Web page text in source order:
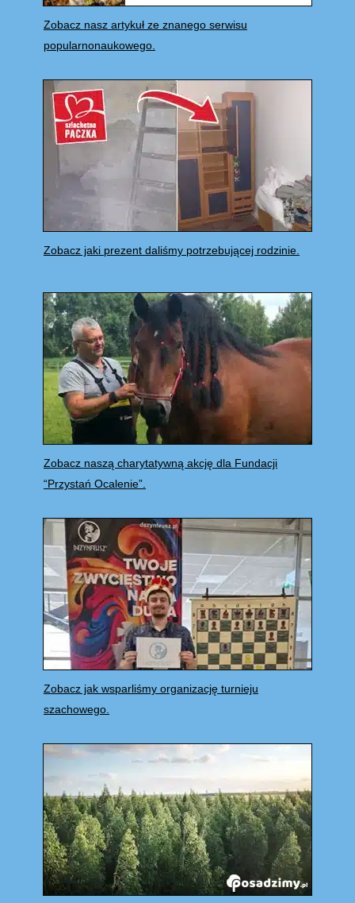
Zobacz nasz artykuł ze znanego serwisu
popularnonaukowego.
Zobacz jaki prezent daliśmy potrzebującej rodzinie.
Zobacz naszą charytatywną akcję dla Fundacji
“Przystań Ocalenie”.
Zobacz jak wsparliśmy organizację turnieju
szachowego.